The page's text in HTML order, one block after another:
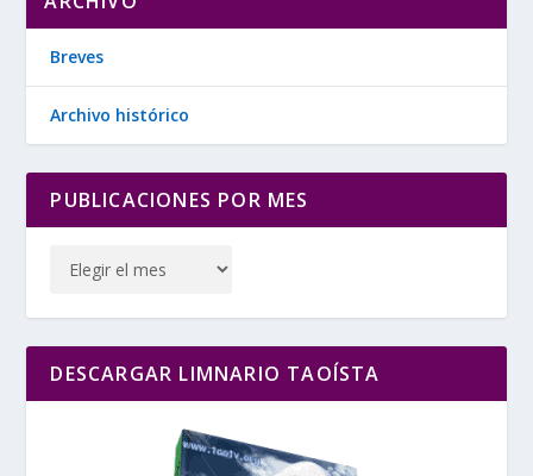
Breves
Archivo histórico
PUBLICACIONES POR MES
DESCARGAR LIMNARIO TAOÍSTA